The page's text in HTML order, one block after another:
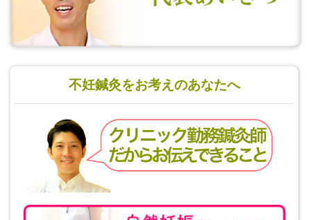
不妊鍼灸をお考えのあなたへ